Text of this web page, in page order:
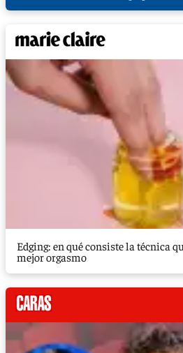
Edging: en qué consiste la técnica
mejor orgasmo